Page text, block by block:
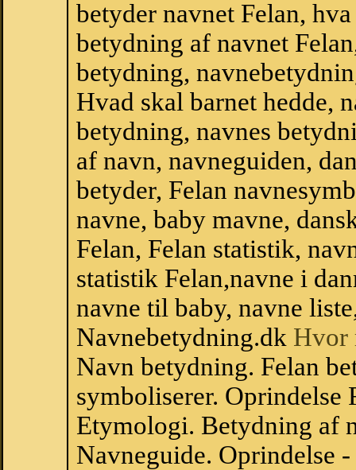
betyder navnet Felan,
betydning af navnet
betydning,
Hvad skal barnet hedde,
betydning, navnes
af navn, navneguiden,
betyder, Felan
navne, baby mavne,
Felan, Felan statistik,
statistik Felan,navne i
navne til baby, navne
Navnebetydning.dk Hvor
Navn betydning. Felan
symboliserer. Oprindelse
Etymologi. Betydning af
Navneguide. Oprindelse